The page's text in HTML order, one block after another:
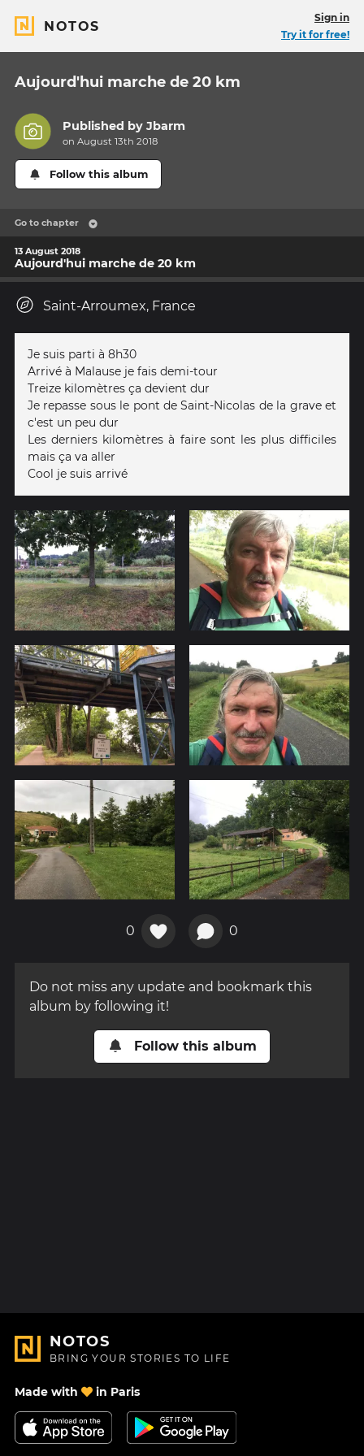
NOTOS
Sign in
Try it for free!
Aujourd'hui marche de 20 km
Published byJbarm
on August 13th 2018
Follow this album
Go to chapter
13 August 2018
Aujourd'hui marche de 20 km
Saint-Arroumex, France
Je suis parti à 8h30
Arrivé à Malause je fais demi-tour
Treize kilomètres ça devient dur
Je repasse sous le pont de Saint-Nicolas de la grave et
c'est un peu dur
Les derniers kilomètres à faire sont les plus difficiles
mais ça va aller
Cool je suis arrivé
0 0
Do not miss any update and bookmark this
album by following it!
Follow this album
NOTOS
BRING YOUR STORIES TO LIFE
Made with in Paris